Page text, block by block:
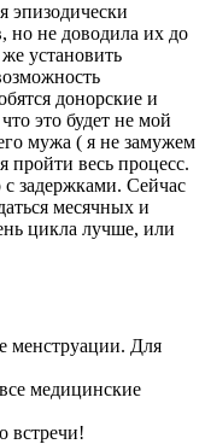
эпизодически
но не доводила их до
установить
донорские и
это будет не мой
мужа ( я не замужем
пройти весь процесс.
задержками. Сейчас
месячных и
цикла лучше, или
менструации. Для
медицинские
встречи!